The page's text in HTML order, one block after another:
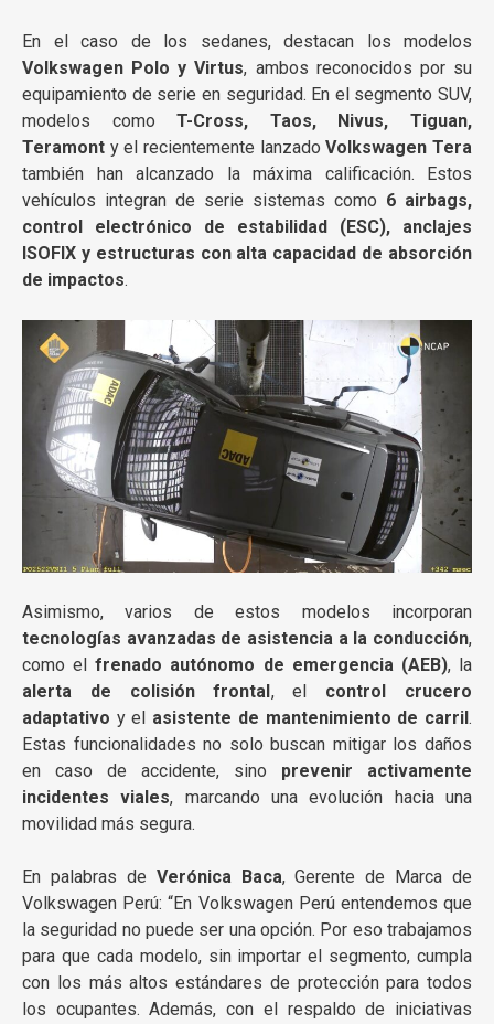
En el caso de los sedanes, destacan los modelos
Volkswagen Polo y Virtus, ambos reconocidos por su
equipamiento de serie en seguridad. En el segmento SUV,
modelos comoT-Cross, Taos, Nivus, Tiguan,
Teramont y el recientemente lanzadoVolkswagen Tera
también han alcanzado la máxima calificación. Estos
vehículos integran de serie sistemas como 6 airbags,
control electrónico de estabilidad (ESC), anclajes
ISOFIX y estructuras con alta capacidad de absorción
de impactos.
Asimismo, varios de estos modelos incorporan
tecnologías avanzadas de asistencia a la conducción,
como elfrenado autónomo de emergencia (AEB), la
alerta de colisión frontal, el control crucero
adaptativo y el asistente de mantenimiento de carril.
Estas funcionalidades no solo buscan mitigar los daños
en caso de accidente, sino prevenir activamente
incidentes viales, marcando una evolución hacia una
movilidad más segura.
En palabras de Verónica Baca, Gerente de Marca de
Volkswagen Perú: “En Volkswagen Perú entendemos que
la seguridad no puede ser una opción. Por eso trabajamos
para que cada modelo, sin importar el segmento, cumpla
con los más altos estándares de protección para todos
los ocupantes. Además, con el respaldo de iniciativas